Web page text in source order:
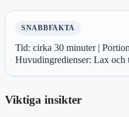
SNABBFAKTA
Tid: cirka 30 minuter |
Huvudingredienser: Lax och
Viktiga insikter